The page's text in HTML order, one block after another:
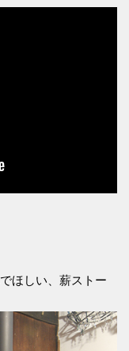
ほしい、薪ストー